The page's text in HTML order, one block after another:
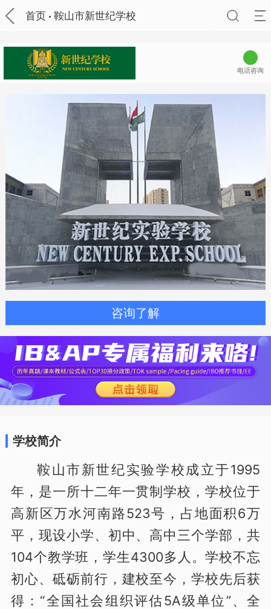
首页 鞍山市新世纪学校
电话咨询
咨询了解
学校简介
鞍山市新世纪实验学校成立于1995
年，是一所十二年一贯制学校，学校位于
高新区万水河南路523号，占地面积6万
平，现设小学、初中、高中三个学部，共
104个教学班，学生4300多人。学校不忘
初心、砥砺前行，建校至今，学校先后获
得：“全国社会组织评估5A级单位”、全